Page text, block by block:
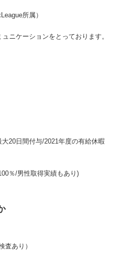
所属）
ニケーションをとっております。
20日間付与/2021年度の有給休暇
％/男性取得実績もあり)
査あり）